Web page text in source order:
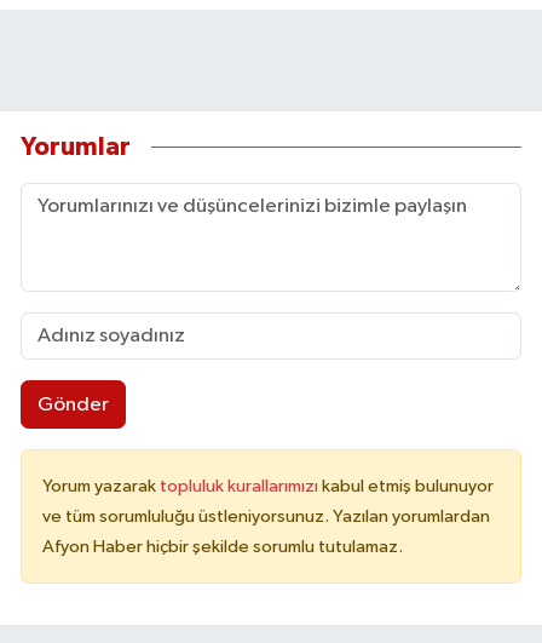
Yorumlar
Gönder
Yorum yazarak topluluk kurallarımızı kabul etmiş bulunuyor
ve tüm sorumluluğu üstleniyorsunuz. Yazılan yorumlardan
Afyon Haber hiçbir şekilde sorumlu tutulamaz.